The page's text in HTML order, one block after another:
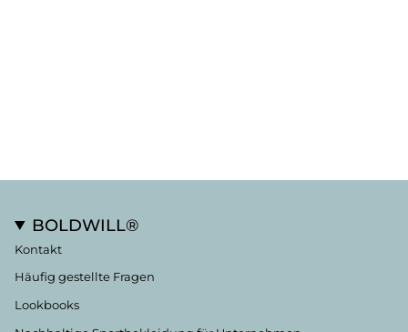
BOLDWILL®
Kontakt
Häufig gestellte Fragen
Lookbooks